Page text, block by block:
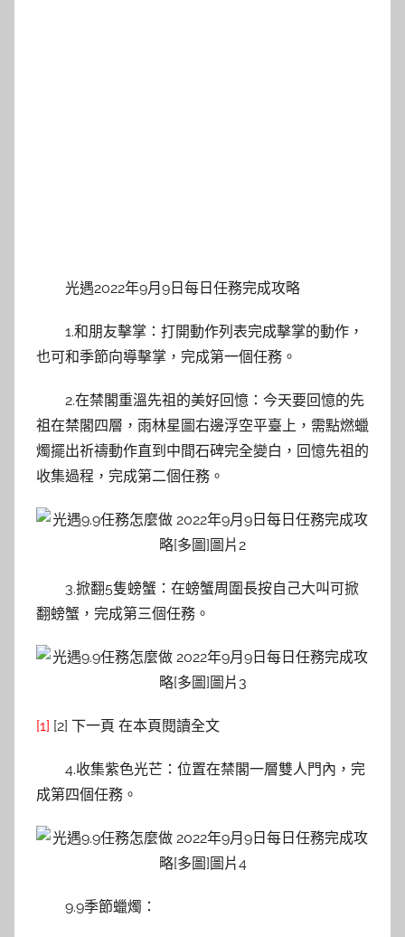
光遇2022年9月9日每日任務完成攻略
1.和朋友擊掌：打開動作列表完成擊掌的動作，
也可和季節向導擊掌，完成第一個任務。
2.在禁閣重溫先祖的美好回憶：今天要回憶的先
祖在禁閣四層，雨林星圖右邊浮空平臺上，需點燃蠟
燭擺出祈禱動作直到中間石碑完全變白，回憶先祖的
收集過程，完成第二個任務。
3.掀翻5隻螃蟹：在螃蟹周圍長按自己大叫可掀
翻螃蟹，完成第三個任務。
[1] [2] 下一頁 在本頁閱讀全文
4.收集紫色光芒：位置在禁閣一層雙人門內，完
成第四個任務。
9.9季節蠟燭：